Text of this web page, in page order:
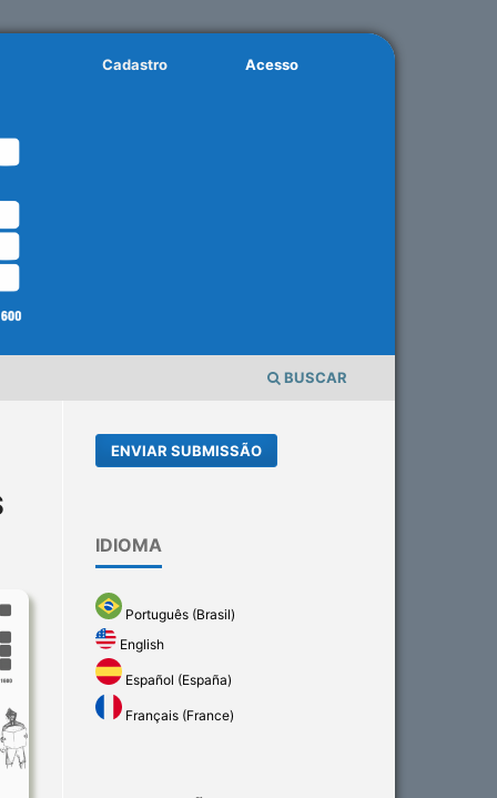
BUSCAR
Cadastro Acesso
ENVIAR SUBMISSÃO
IDIOMA
Português (Brasil)
English
Español (España)
Français (France)